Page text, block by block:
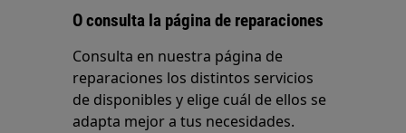
O consulta la página de reparaciones
Consulta en nuestra página de
reparaciones los distintos servicios
de disponibles y elige cuál de ellos se
adapta mejor a tus necesidades.